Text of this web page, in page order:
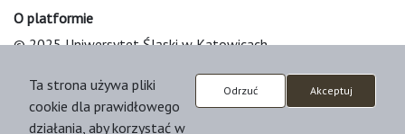
O platformie
© 2025 Uniwersytet Śląski w Katowicach
Platform & Workflow by OJS/PKP
Ta strona używa pliki
cookie dla prawidłowego
działania, aby korzystać w
Odrzuć Akceptuj